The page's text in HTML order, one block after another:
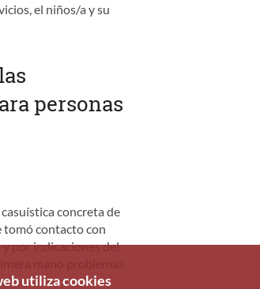
el niños/a y su
personas
concreta de
tomó contacto con
por indicaciones del
mano problemas
utiliza cookies